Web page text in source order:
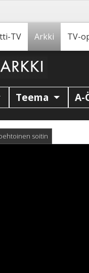
TV Arkki TV-
Teema A-
soitin